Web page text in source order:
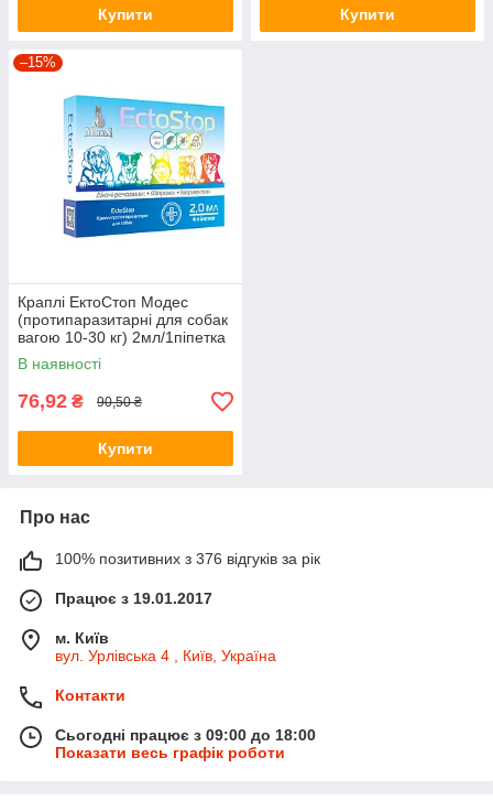
Купити Купити
–15%
Краплі ЕктоСтоп Модес
(протипаразитарні для собак
вагою 10-30 кг) 2мл/1піпетка
В наявності
76,92 ₴ 90,50 ₴
Купити
Про нас
100% позитивних з 376 відгуків за рік
Працює з 19.01.2017
м. Київ
вул. Урлівська 4 , Київ, Україна
Контакти
Сьогодні працює з 09:00 до 18:00
Показати весь графік роботи